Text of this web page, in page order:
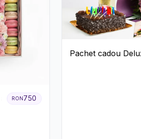
RON750
Pachet cadou